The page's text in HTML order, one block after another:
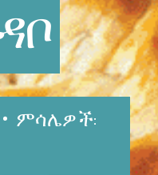
ምሳሌዎች: